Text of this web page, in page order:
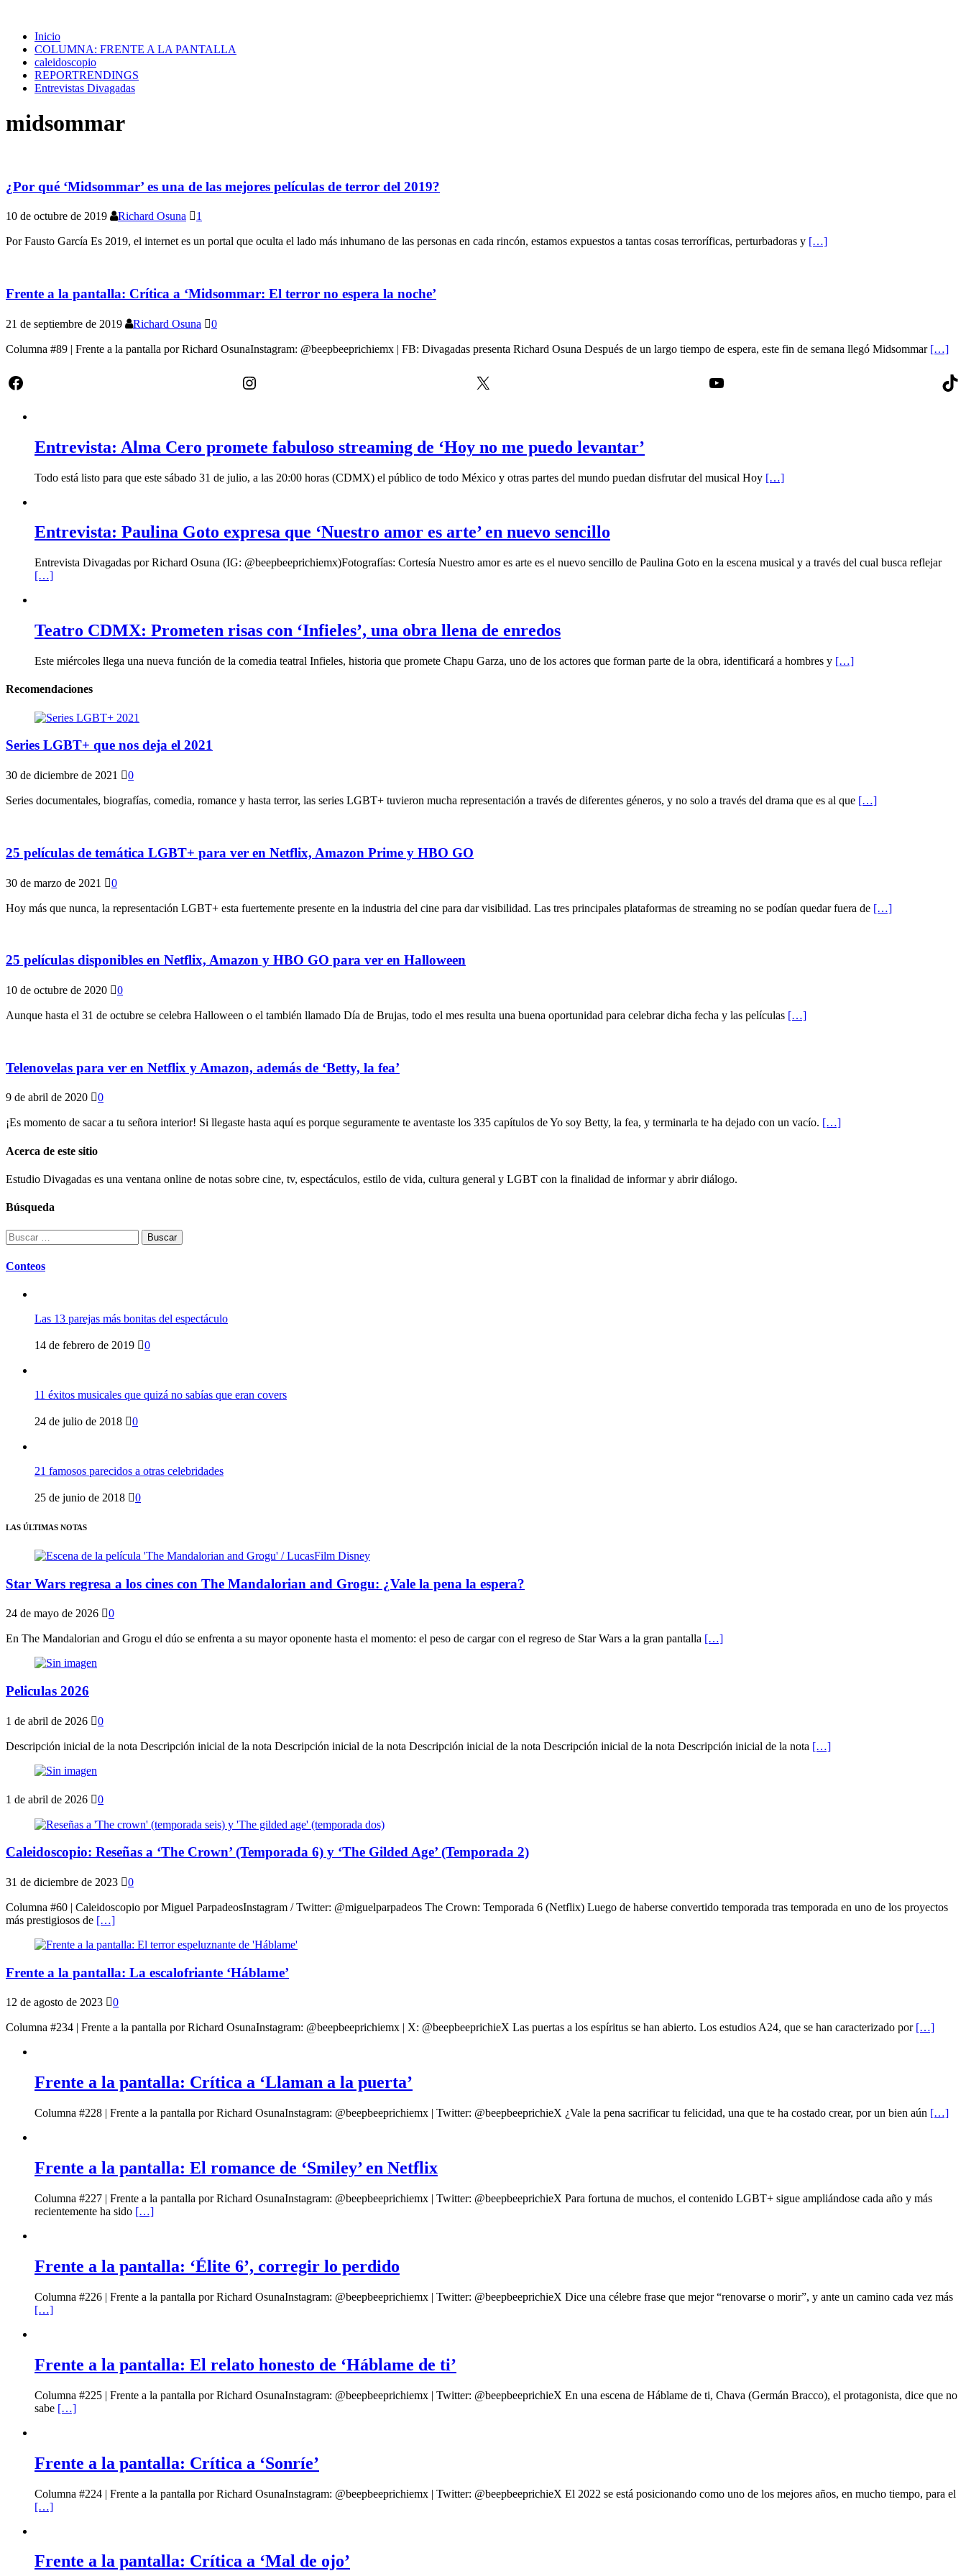
Inicio
COLUMNA: FRENTE A LA PANTALLA
caleidoscopio
REPORTRENDINGS
Entrevistas Divagadas
midsommar
¿Por qué ‘Midsommar’ es una de las mejores películas de terror del 2019?
10 de octubre de 2019 Richard Osuna 1
Por Fausto García Es 2019, el internet es un portal que oculta el lado más inhumano de las personas en cada rincón, estamos expuestos a tantas cosas terroríficas, perturbadoras y […]
Frente a la pantalla: Crítica a ‘Midsommar: El terror no espera la noche’
21 de septiembre de 2019 Richard Osuna 0
Columna #89 | Frente a la pantalla por Richard OsunaInstagram: @beepbeeprichiemx | FB: Divagadas presenta Richard Osuna Después de un largo tiempo de espera, este fin de semana llegó Midsommar […]
Facebook Instagram X YouTube
Entrevista: Alma Cero promete fabuloso streaming de ‘Hoy no me puedo levantar’
Todo está listo para que este sábado 31 de julio, a las 20:00 horas (CDMX) el público de todo México y otras partes del mundo puedan disfrutar del musical Hoy […]
Entrevista: Paulina Goto expresa que ‘Nuestro amor es arte’ en nuevo sencillo
Entrevista Divagadas por Richard Osuna (IG: @beepbeeprichiemx)Fotografías: Cortesía Nuestro amor es arte es el nuevo sencillo de Paulina Goto en la escena musical y a través del cual busca reflejar
[…]
Teatro CDMX: Prometen risas con ‘Infieles’, una obra llena de enredos
Este miércoles llega una nueva función de la comedia teatral Infieles, historia que promete Chapu Garza, uno de los actores que forman parte de la obra, identificará a hombres y […]
Recomendaciones
Series LGBT+ que nos deja el 2021
30 de diciembre de 2021 0
Series documentales, biografías, comedia, romance y hasta terror, las series LGBT+ tuvieron mucha representación a través de diferentes géneros, y no solo a través del drama que es al que […]
25 películas de temática LGBT+ para ver en Netflix, Amazon Prime y HBO GO
30 de marzo de 2021 0
Hoy más que nunca, la representación LGBT+ esta fuertemente presente en la industria del cine para dar visibilidad. Las tres principales plataformas de streaming no se podían quedar fuera de […]
25 películas disponibles en Netflix, Amazon y HBO GO para ver en Halloween
10 de octubre de 2020 0
Aunque hasta el 31 de octubre se celebra Halloween o el también llamado Día de Brujas, todo el mes resulta una buena oportunidad para celebrar dicha fecha y las películas […]
Telenovelas para ver en Netflix y Amazon, además de ‘Betty, la fea’
9 de abril de 2020 0
¡Es momento de sacar a tu señora interior! Si llegaste hasta aquí es porque seguramente te aventaste los 335 capítulos de Yo soy Betty, la fea, y terminarla te ha dejado con un vacío. […]
Acerca de este sitio
Estudio Divagadas es una ventana online de notas sobre cine, tv, espectáculos, estilo de vida, cultura general y LGBT con la finalidad de informar y abrir diálogo.
Búsqueda
Buscar:
Conteos
Las 13 parejas más bonitas del espectáculo
14 de febrero de 2019 0
11 éxitos musicales que quizá no sabías que eran covers
24 de julio de 2018 0
21 famosos parecidos a otras celebridades
25 de junio de 2018 0
LAS ÚLTIMAS NOTAS
Star Wars regresa a los cines con The Mandalorian and Grogu: ¿Vale la pena la espera?
24 de mayo de 2026 0
En The Mandalorian and Grogu el dúo se enfrenta a su mayor oponente hasta el momento: el peso de cargar con el regreso de Star Wars a la gran pantalla […]
Peliculas 2026
1 de abril de 2026 0
Descripción inicial de la nota Descripción inicial de la nota Descripción inicial de la nota Descripción inicial de la nota Descripción inicial de la nota Descripción inicial de la nota […]
1 de abril de 2026 0
Caleidoscopio: Reseñas a ‘The Crown’ (Temporada 6) y ‘The Gilded Age’ (Temporada 2)
31 de diciembre de 2023 0
Columna #60 | Caleidoscopio por Miguel ParpadeosInstagram / Twitter: @miguelparpadeos The Crown: Temporada 6 (Netflix) Luego de haberse convertido temporada tras temporada en uno de los proyectos
más prestigiosos de […]
Frente a la pantalla: La escalofriante ‘Háblame’
12 de agosto de 2023 0
Columna #234 | Frente a la pantalla por Richard OsunaInstagram: @beepbeeprichiemx | X: @beepbeeprichieX Las puertas a los espíritus se han abierto. Los estudios A24, que se han caracterizado por […]
Frente a la pantalla: Crítica a ‘Llaman a la puerta’
Columna #228 | Frente a la pantalla por Richard OsunaInstagram: @beepbeeprichiemx | Twitter: @beepbeeprichieX ¿Vale la pena sacrificar tu felicidad, una que te ha costado crear, por un bien aún […]
Frente a la pantalla: El romance de ‘Smiley’ en Netflix
Columna #227 | Frente a la pantalla por Richard OsunaInstagram: @beepbeeprichiemx | Twitter: @beepbeeprichieX Para fortuna de muchos, el contenido LGBT+ sigue ampliándose cada año y más
recientemente ha sido […]
Frente a la pantalla: ‘Élite 6’, corregir lo perdido
Columna #226 | Frente a la pantalla por Richard OsunaInstagram: @beepbeeprichiemx | Twitter: @beepbeeprichieX Dice una célebre frase que mejor “renovarse o morir”, y ante un camino cada vez más
[…]
Frente a la pantalla: El relato honesto de ‘Háblame de ti’
Columna #225 | Frente a la pantalla por Richard OsunaInstagram: @beepbeeprichiemx | Twitter: @beepbeeprichieX En una escena de Háblame de ti, Chava (Germán Bracco), el protagonista, dice que no
sabe […]
Frente a la pantalla: Crítica a ‘Sonríe’
Columna #224 | Frente a la pantalla por Richard OsunaInstagram: @beepbeeprichiemx | Twitter: @beepbeeprichieX El 2022 se está posicionando como uno de los mejores años, en mucho tiempo, para el
[…]
Frente a la pantalla: Crítica a ‘Mal de ojo’